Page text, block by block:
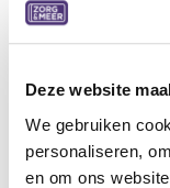
Deze website
We gebruiken
personaliseren,
en om ons
muziekevenement
De filters hebben
van de muziek.
De oordoppen zijn